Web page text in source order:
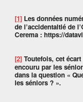
[1] Les données
de l’accidentaltié de
Cerema : https://
[2] Toutefois, cet
encouru par les
dans la question «
les séniors ? ».